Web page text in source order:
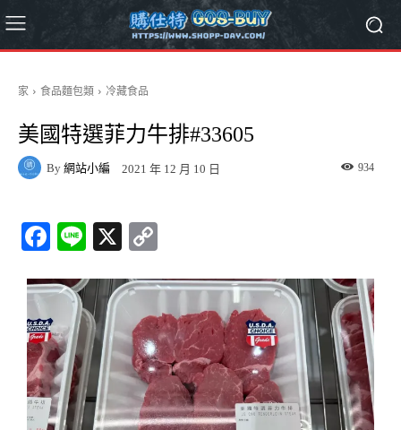
家 食品麵包類 冷藏食品
美國特選菲力牛排#33605
By 網站小編 2021 年 12 月 10 日 934
Fa
bo
ok
Li
X
y
Li
nk